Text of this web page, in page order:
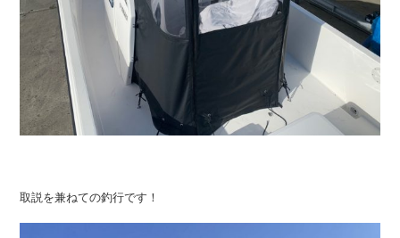
取説を兼ねての釣行です！